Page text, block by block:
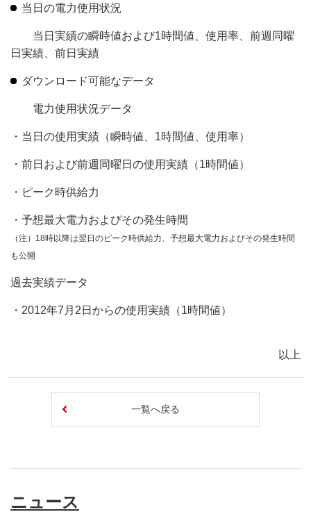
当日の電力使用状況
当日実績の瞬時値および1時間値、使用率、前週同曜
日実績、前日実績
ダウンロード可能なデータ
電力使用状況データ
・当日の使用実績（瞬時値、1時間値、使用率）
・前日および前週同曜日の使用実績（1時間値）
・ピーク時供給力
・予想最大電力およびその発生時間
（注）18時以降は翌日のピーク時供給力、予想最大電力およびその発生時間
も公開
過去実績データ
・2012年7月2日からの使用実績（1時間値）
以上
一覧へ戻る
ニュース